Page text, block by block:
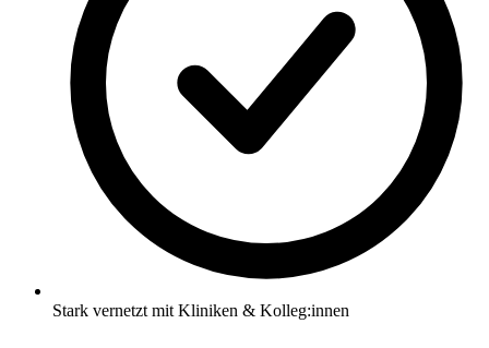
Stark vernetzt mit Kliniken & Kolleg:innen